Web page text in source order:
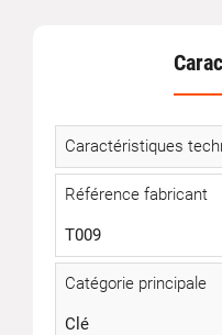
Caractéristiques
Référence fabricant
T009
Catégorie principale
Clé